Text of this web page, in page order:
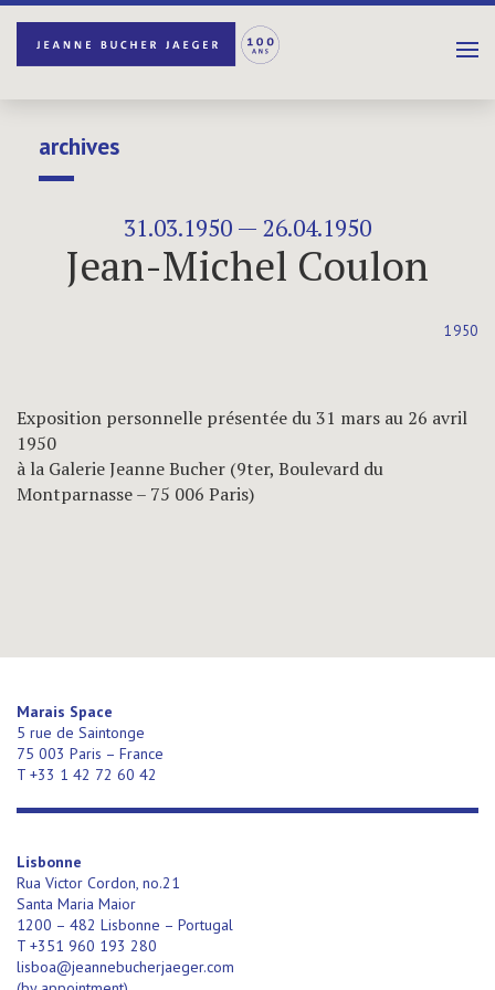
archives
31.03.1950 — 26.04.1950
Jean-Michel Coulon
1950
Exposition personnelle présentée du31 mars au 26 avril
1950
à la Galerie Jeanne Bucher (9ter, Boulevard du
Montparnasse – 75 006 Paris)
Marais Space
5 rue de Saintonge
75 003 Paris – France
T +33 1 42 72 60 42
Lisbonne
Rua Victor Cordon, no.21
Santa Maria Maior
1200 – 482 Lisbonne – Portugal
T +351 960 193 280
lisboa@jeannebucherjaeger.com